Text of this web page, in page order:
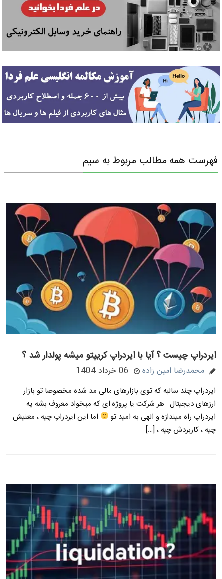
فهرست همه مطالب مربوط به سیم
ایردراپ چیست ؟ آیا با ایردراپ کریپتو میشه پولدار شد ؟
محمدرضا امین زاده 06 خرداد 1404
ایردراپ چند سالیه که توی بازارهای مالی مد شده مخصوصا تو بازار
ارزهای دیجیتال . هر شرکت یا پروژه ای که میخواد معروف بشه یه
ایردراپ راه میندازه و الهی به امید تو
اما این ایردراپ چیه ، معنیش
چیه ، کاربردش چیه ، […]